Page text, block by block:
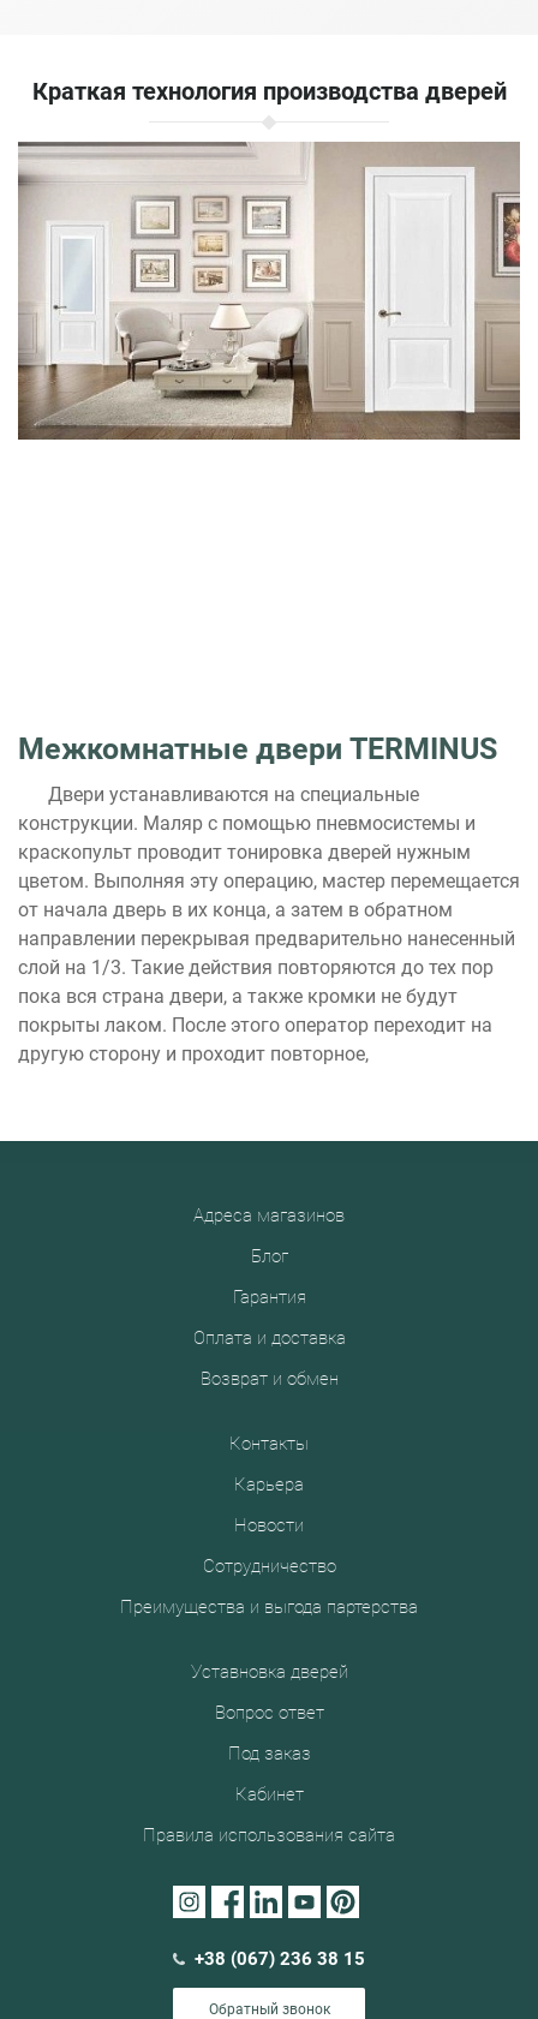
Краткая технология производства дверей
Межкомнатные двери TERMINUS
Двери устанавливаются на специальные
конструкции. Маляр с помощью пневмосистемы и
краскопульт проводит тонировка дверей нужным
цветом. Выполняя эту операцию, мастер перемещается
от начала дверь в их конца, а затем в обратном
направлении перекрывая предварительно нанесенный
слой на 1/3. Такие действия повторяются до тех пор
пока вся страна двери, а также кромки не будут
покрыты лаком. После этого оператор переходит на
другую сторону и проходит повторное,
Адреса магазинов
Блог
Гарантия
Оплата и доставка
Возврат и обмен
Контакты
Карьера
Новости
Сотрудничество
Преимущества и выгода партерства
Уставновка дверей
Вопрос ответ
Под заказ
Кабинет
Правила использования сайта
+38 (067) 236 38 15
Обратный звонок